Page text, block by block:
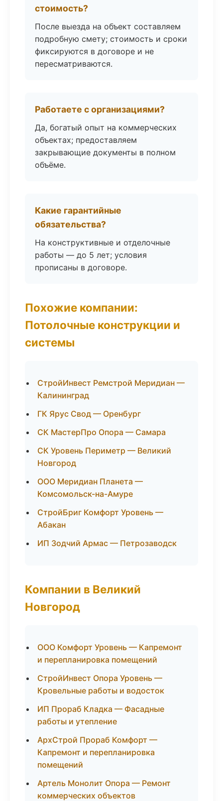
стоимость?
После выезда на объект составляем
подробную смету; стоимость и сроки
фиксируются в договоре и не
пересматриваются.
Работаете с организациями?
Да, богатый опыт на коммерческих
объектах; предоставляем
закрывающие документы в полном
объёме.
Какие гарантийные
обязательства?
На конструктивные и отделочные
работы — до 5 лет; условия
прописаны в договоре.
Похожие компании:
Потолочные конструкции и
системы
СтройИнвест Ремстрой Меридиан —
Калининград
ГК Ярус Свод — Оренбург
СК МастерПро Опора — Самара
СК Уровень Периметр — Великий
Новгород
ООО Меридиан Планета —
Комсомольск-на-Амуре
СтройБриг Комфорт Уровень —
Абакан
ИП Зодчий Армас — Петрозаводск
Компании в Великий
Новгород
ООО Комфорт Уровень — Капремонт
и перепланировка помещений
СтройИнвест Опора Уровень —
Кровельные работы и водосток
ИП Прораб Кладка — Фасадные
работы и утепление
АрхСтрой Прораб Комфорт —
Капремонт и перепланировка
помещений
Артель Монолит Опора — Ремонт
коммерческих объектов